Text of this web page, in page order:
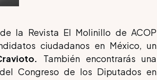
la Revista El Molinillo de ACOP
ciudadanos en México, un
También encontrarás una
Congreso de los Diputados en